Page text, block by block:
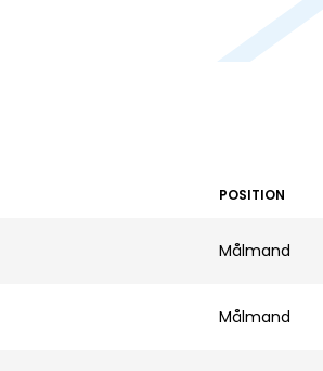
POSITION
Målmand
Målmand